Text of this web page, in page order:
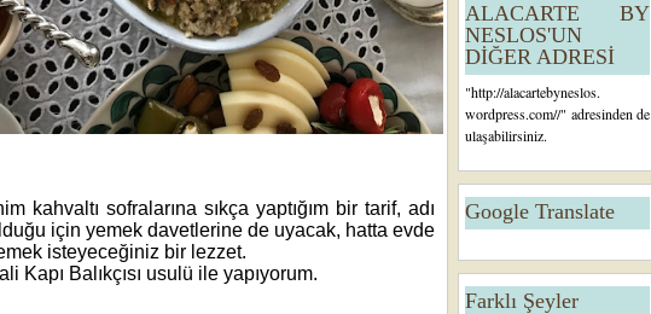
kahvaltı sofralarına sıkça yaptığım bir tarif, adı
için yemek davetlerine de uyacak, hatta evde
isteyeceğiniz bir lezzet.
Kapı Balıkçısı usulü ile yapıyorum.
ALACARTE BY
NESLOS'UN
DİĞER ADRESİ
"http://alacartebyneslos.
wordpress.com//" adresinden de
ulaşabilirsiniz.
Google Translate
Farklı Şeyler